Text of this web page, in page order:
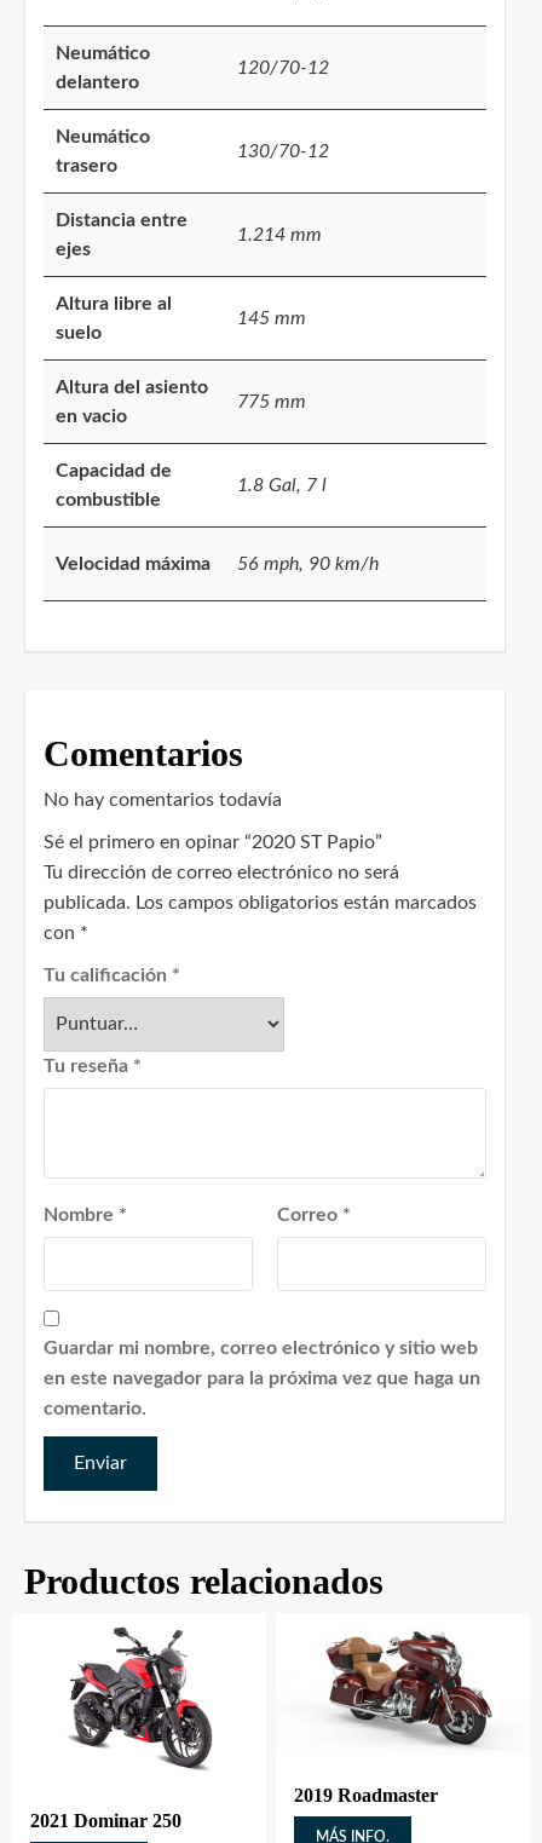
Neumático
delantero
120/70-12
Neumático
trasero
130/70-12
Distancia entre
ejes
1.214 mm
Altura libre al
suelo
145 mm
Altura del asiento
en vacio
775 mm
Capacidad de
combustible
1.8 Gal, 7 l
Velocidad máxima 56 mph, 90 km/h
Comentarios
No hay comentarios todavía
Sé el primero en opinar “2020 ST Papio”
Tu dirección de correo electrónico no será
publicada. Los campos obligatorios están marcados
con *
Tu calificación *
Tu reseña *
Nombre * Correo *
Guardar mi nombre, correo electrónico y sitio web
en este navegador para la próxima vez que haga un
comentario.
Productos relacionados
2021 Dominar 250
2019 Roadmaster
MÁS INFO.